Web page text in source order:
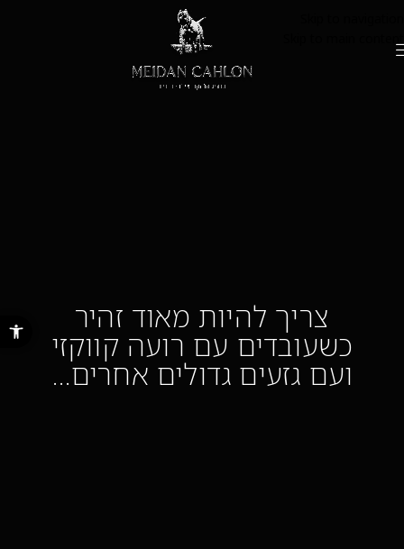
פתח סרגל צריך להיות מאוד זהיר
כשעובדים עם רועה קווקזי
ועם גזעים גדולים אחרים…